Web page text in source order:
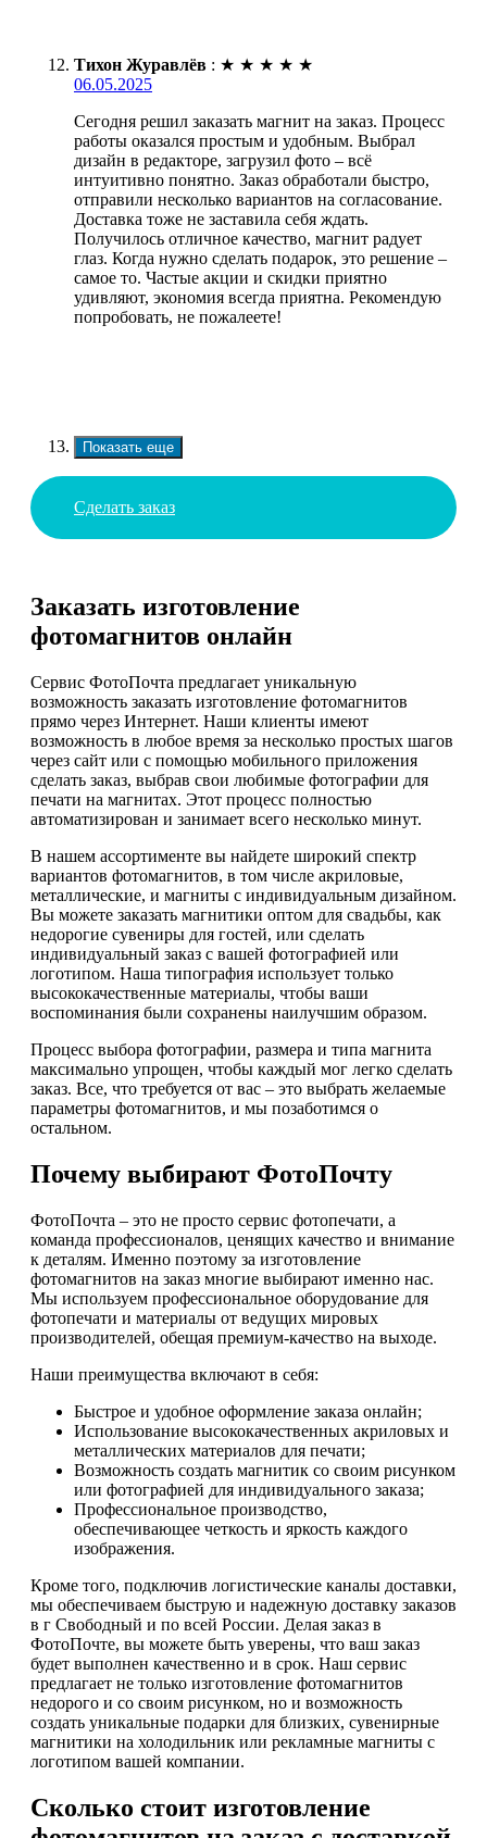
Тихон Журавлёв : ★ ★ ★ ★ ★
06.05.2025
Сегодня решил заказать магнит на заказ. Процесс
работы оказался простым и удобным. Выбрал
дизайн в редакторе, загрузил фото – всё
интуитивно понятно. Заказ обработали быстро,
отправили несколько вариантов на согласование.
Доставка тоже не заставила себя ждать.
Получилось отличное качество, магнит радует
глаз. Когда нужно сделать подарок, это решение –
самое то. Частые акции и скидки приятно
удивляют, экономия всегда приятна. Рекомендую
попробовать, не пожалеете!
Показать еще
Сделать заказ
Заказать изготовление
фотомагнитов онлайн
Сервис ФотоПочта предлагает уникальную
возможность заказать изготовление фотомагнитов
прямо через Интернет. Наши клиенты имеют
возможность в любое время за несколько простых шагов
через сайт или с помощью мобильного приложения
сделать заказ, выбрав свои любимые фотографии для
печати на магнитах. Этот процесс полностью
автоматизирован и занимает всего несколько минут.
В нашем ассортименте вы найдете широкий спектр
вариантов фотомагнитов, в том числе акриловые,
металлические, и магниты с индивидуальным дизайном.
Вы можете заказать магнитики оптом для свадьбы, как
недорогие сувениры для гостей, или сделать
индивидуальный заказ с вашей фотографией или
логотипом. Наша типография использует только
высококачественные материалы, чтобы ваши
воспоминания были сохранены наилучшим образом.
Процесс выбора фотографии, размера и типа магнита
максимально упрощен, чтобы каждый мог легко сделать
заказ. Все, что требуется от вас – это выбрать желаемые
параметры фотомагнитов, и мы позаботимся о
остальном.
Почему выбирают ФотоПочту
ФотоПочта – это не просто сервис фотопечати, а
команда профессионалов, ценящих качество и внимание
к деталям. Именно поэтому за изготовление
фотомагнитов на заказ многие выбирают именно нас.
Мы используем профессиональное оборудование для
фотопечати и материалы от ведущих мировых
производителей, обещая премиум-качество на выходе.
Наши преимущества включают в себя:
Быстрое и удобное оформление заказа онлайн;
Использование высококачественных акриловых и
металлических материалов для печати;
Возможность создать магнитик со своим рисунком
или фотографией для индивидуального заказа;
Профессиональное производство,
обеспечивающее четкость и яркость каждого
изображения.
Кроме того, подключив логистические каналы доставки,
мы обеспечиваем быструю и надежную доставку заказов
в г Свободный и по всей России. Делая заказ в
ФотоПочте, вы можете быть уверены, что ваш заказ
будет выполнен качественно и в срок. Наш сервис
предлагает не только изготовление фотомагнитов
недорого и со своим рисунком, но и возможность
создать уникальные подарки для близких, сувенирные
магнитики на холодильник или рекламные магниты с
логотипом вашей компании.
Сколько стоит изготовление